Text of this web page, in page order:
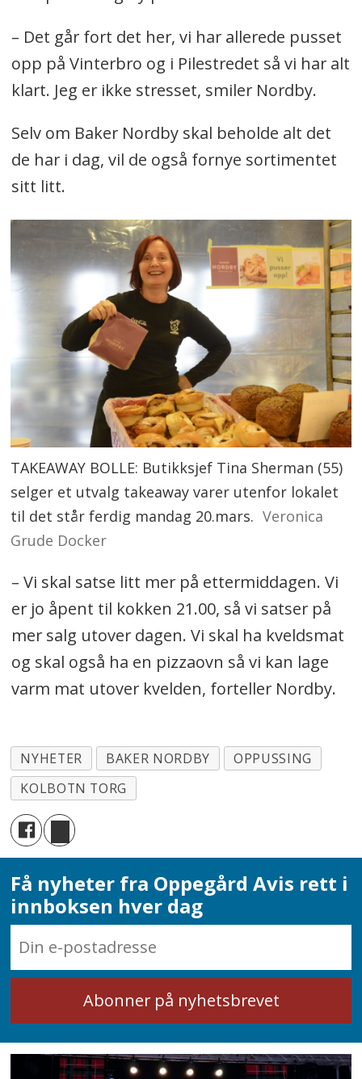
– Det går fort det her, vi har allerede pusset
opp på Vinterbro og i Pilestredet så vi har alt
klart. Jeg er ikke stresset, smiler Nordby.
Selv om Baker Nordby skal beholde alt det
de har i dag, vil de også fornye sortimentet
sitt litt.
TAKEAWAY BOLLE: Butikksjef Tina Sherman (55)
selger et utvalg takeaway varer utenfor lokalet
til det står ferdig mandag 20.mars. Veronica
Grude Docker
– Vi skal satse litt mer på ettermiddagen. Vi
er jo åpent til kokken 21.00, så vi satser på
mer salg utover dagen. Vi skal ha kveldsmat
og skal også ha en pizzaovn så vi kan lage
varm mat utover kvelden, forteller Nordby.
NYHETER BAKER NORDBY
OPPUSSING
KOLBOTN TORG
Få nyheter fra Oppegård Avis rett i
innboksen hver dag